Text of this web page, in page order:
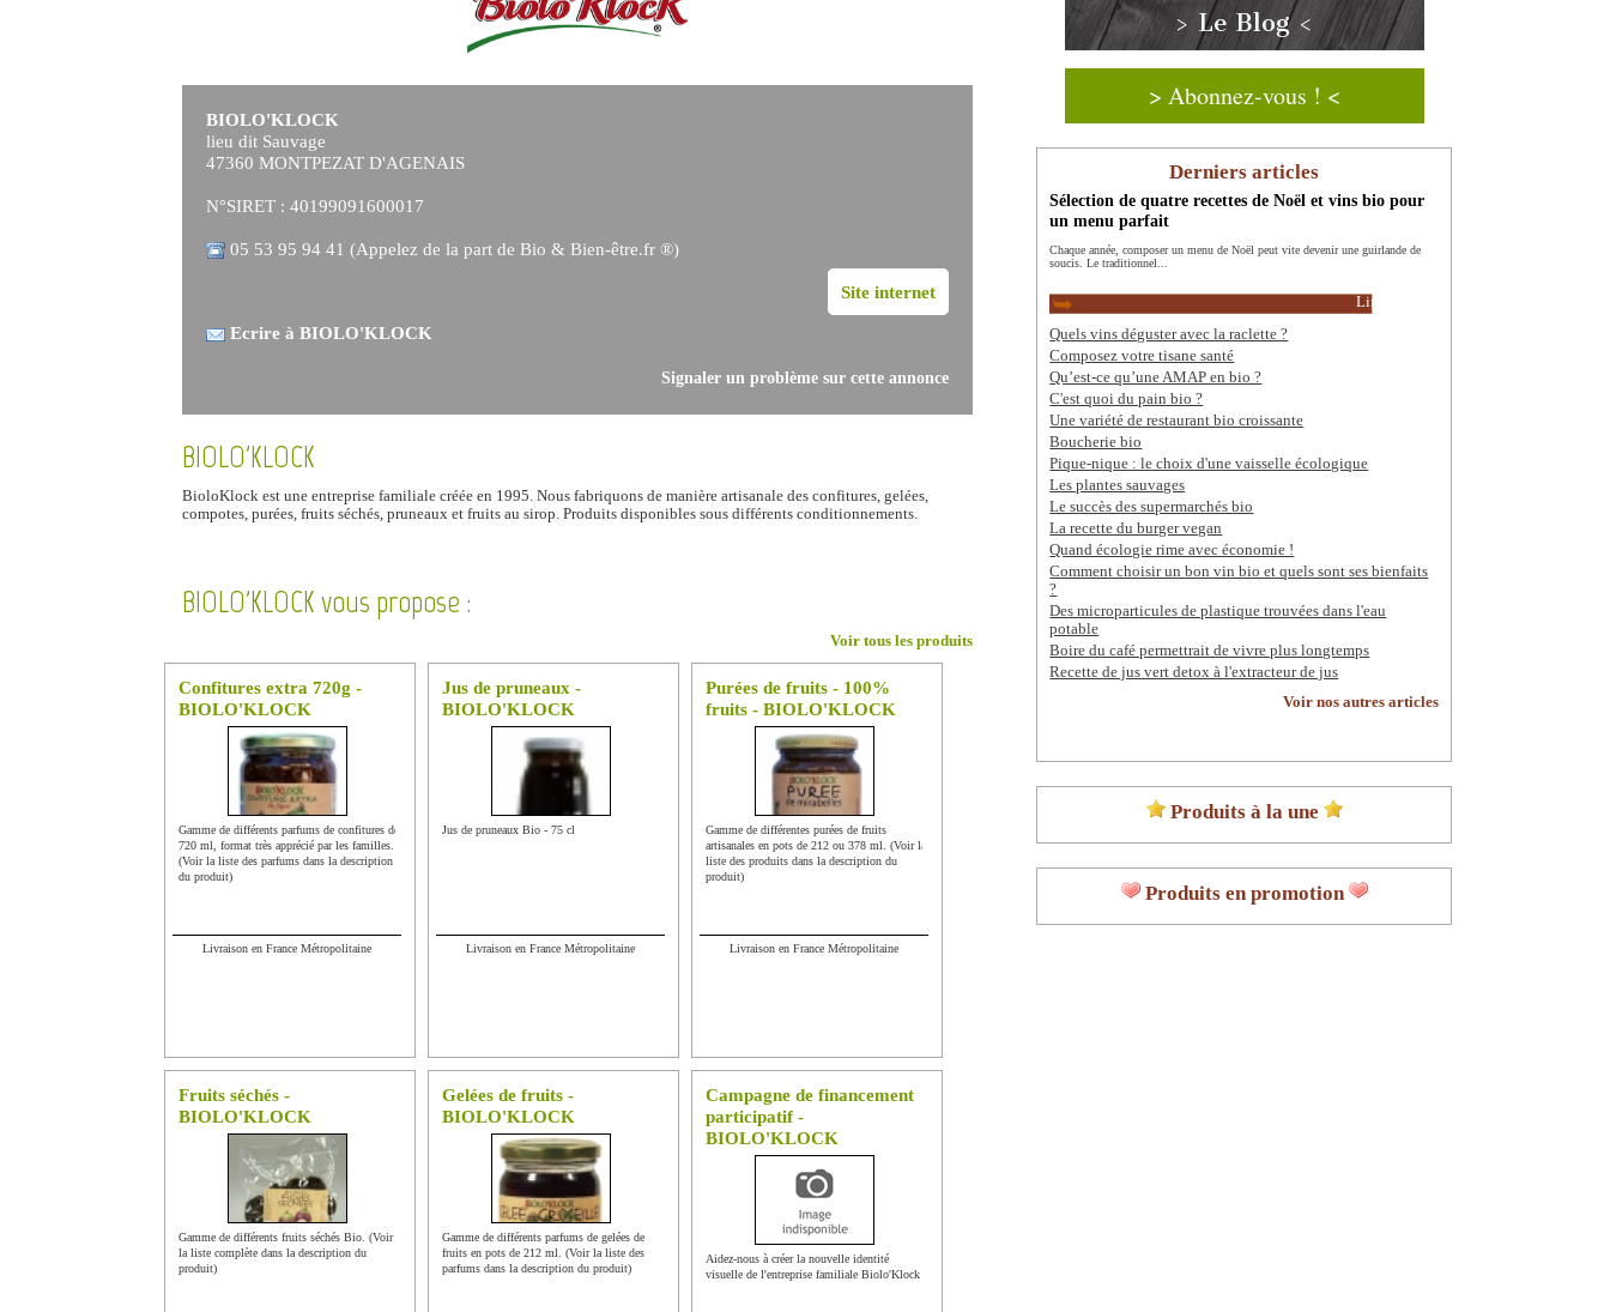
BIOLO'KLOCK
lieu dit Sauvage
47360 MONTPEZAT D'AGENAIS
N°SIRET : 40199091600017
05 53 95 94 41 (Appelez de la part de Bio & Bien-être.fr ®)
Site internet
Ecrire à BIOLO'KLOCK
Signaler un problème sur cette annonce
BIOLO'KLOCK
BioloKlock est une entreprise familiale créée en 1995. Nous fabriquons de manière artisanale des confitures, gelées,
compotes, purées, fruits séchés, pruneaux et fruits au sirop. Produits disponibles sous différents conditionnements.
BIOLO'KLOCK vous propose :
Voir tous les produits
Confitures extra 720g -
BIOLO'KLOCK
Gamme de différents parfums de confitures de
720 ml, format très apprécié par les familles.
(Voir la liste des parfums dans la description
du produit)
Livraison en France Métropolitaine
Jus de pruneaux -
BIOLO'KLOCK
Jus de pruneaux Bio - 75 cl
Livraison en France Métropolitaine
Purées de fruits - 100%
fruits - BIOLO'KLOCK
Gamme de différentes purées de fruits
artisanales en pots de 212 ou 378 ml. (Voir la
liste des produits dans la description du
produit)
Livraison en France Métropolitaine
Fruits séchés -
BIOLO'KLOCK
Gamme de différents fruits séchés Bio. (Voir
la liste complète dans la description du
produit)
Gelées de fruits -
BIOLO'KLOCK
Gamme de différents parfums de gelées de
fruits en pots de 212 ml. (Voir la liste des
parfums dans la description du produit)
Campagne de financement
participatif -
BIOLO'KLOCK
Aidez-nous à créer la nouvelle identité
visuelle de l'entreprise familiale Biolo'Klock !
> Le Blog <
> Abonnez-vous ! <
Derniers articles
Sélection de quatre recettes de Noël et vins bio pour
un menu parfait
Chaque année, composer un menu de Noël peut vite devenir une guirlande de
soucis. Le traditionnel...
Lire la suite
Quels vins déguster avec la raclette ?
Composez votre tisane santé
Qu’est-ce qu’une AMAP en bio ?
C'est quoi du pain bio ?
Une variété de restaurant bio croissante
Boucherie bio
Pique-nique : le choix d'une vaisselle écologique
Les plantes sauvages
Le succès des supermarchés bio
La recette du burger vegan
Quand écologie rime avec économie !
Comment choisir un bon vin bio et quels sont ses bienfaits
?
Des microparticules de plastique trouvées dans l'eau
potable
Boire du café permettrait de vivre plus longtemps
Recette de jus vert detox à l'extracteur de jus
Voir nos autres articles
Produits à la une
Produits en promotion